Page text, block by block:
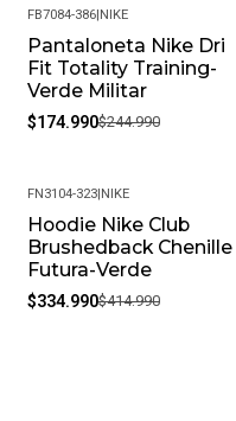
-29%
FB7084-386| NIKE
Pantaloneta Nike Dri
Fit Totality Training-
Verde Militar
$174.990$244.990
-19%
FN3104-323| NIKE
Hoodie Nike Club
Brushedback Chenille
Futura-Verde
$334.990$414.990